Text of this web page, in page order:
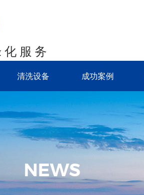
服务
清洗设备 成功案例
NEWS